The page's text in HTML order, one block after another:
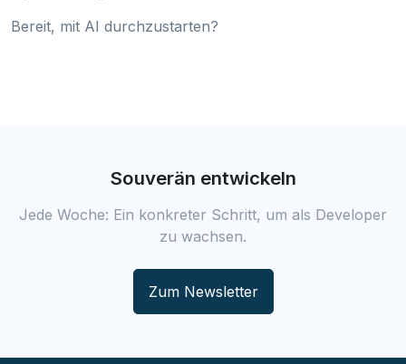
Bereit, mit AI durchzustarten?
Souverän entwickeln
Jede Woche: Ein konkreter Schritt, um als Developer
zu wachsen.
Zum Newsletter